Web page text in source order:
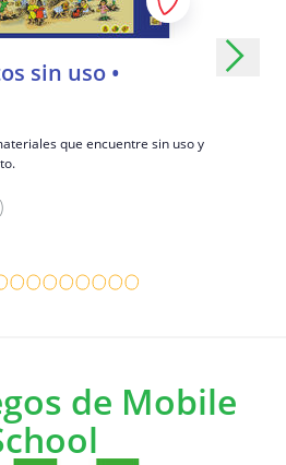
sin uso •
que encuentre sin uso y
de Mobile